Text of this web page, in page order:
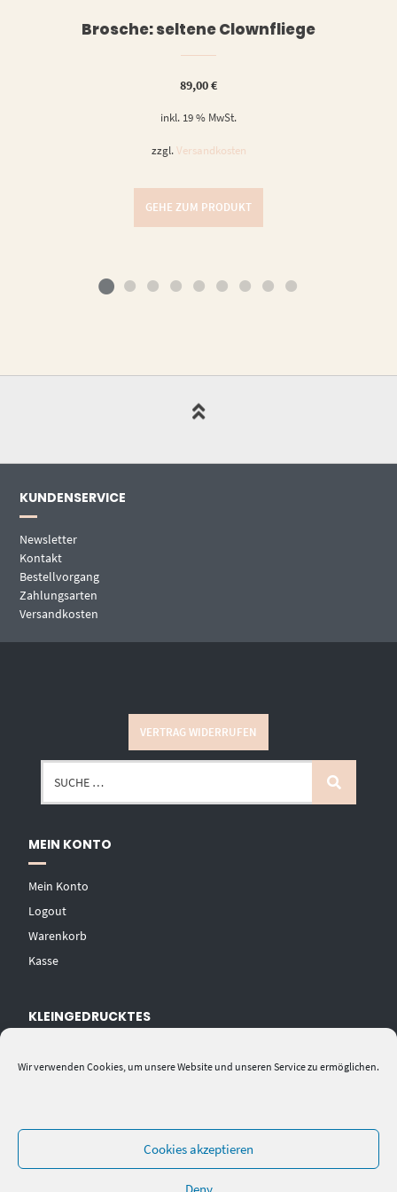
Wir verwenden Cookies, um unsere Website und unseren Service zu ermöglichen.
Cookies akzeptieren
Deny
Brosche: seltene Clownfliege
89,00€
inkl. 19 % MwSt.
zzgl. Versandkosten
GEHE ZUM PRODUKT
KUNDENSERVICE
Newsletter
Kontakt
Bestellvorgang
Zahlungsarten
Versandkosten
VERTRAG WIDERRUFEN
MEIN KONTO
Mein Konto
Logout
Warenkorb
Kasse
KLEINGEDRUCKTES
Impressum